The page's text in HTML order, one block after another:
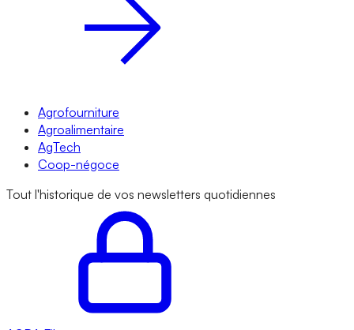
Agrofourniture
Agroalimentaire
AgTech
Coop-négoce
Tout l'historique de vos newsletters quotidiennes